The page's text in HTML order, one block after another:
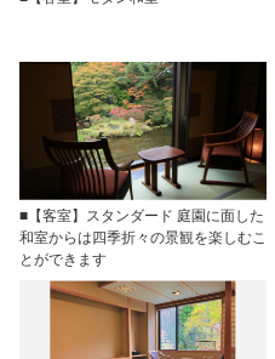
■【客室】スタンダード 庭園に面した
和室からは四季折々の景観を楽しむこ
とができます